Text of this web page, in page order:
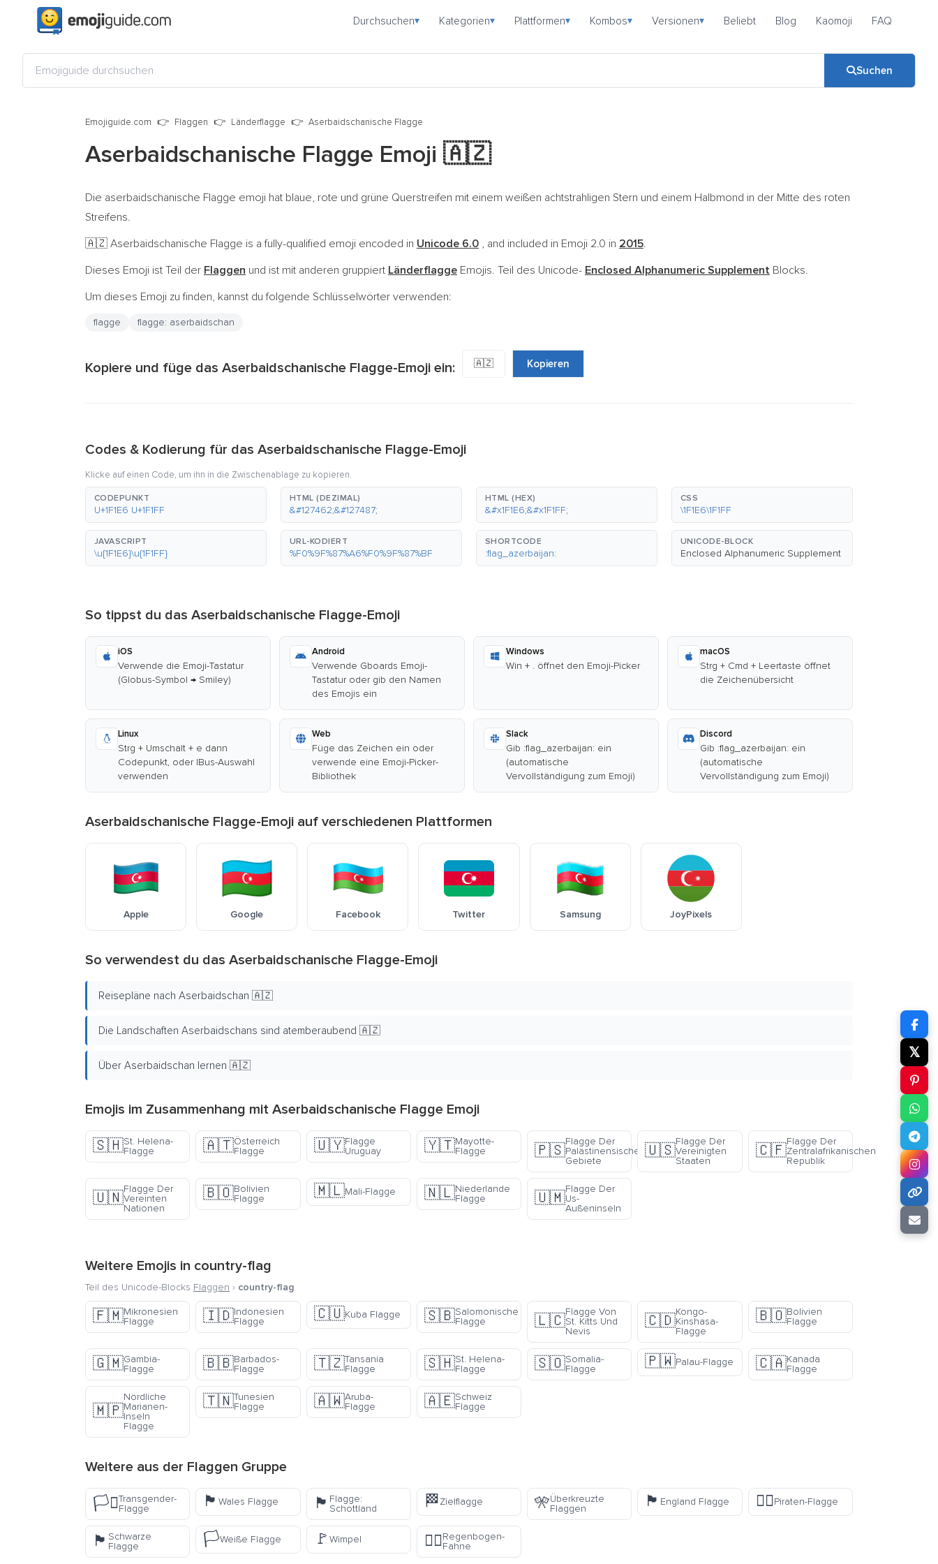
Durchsuchen▾ Kategorien▾ Plattformen▾ Kombos▾ Versionen▾ Beliebt Blog Kaomoji FAQ
Suchen
Emojiguide.com Flaggen Länderflagge Aserbaidschanische Flagge
Aserbaidschanische Flagge Emoji 🇦🇿
Die aserbaidschanische Flagge emoji hat blaue, rote und grüne Querstreifen mit einem weißen achtstrahligen Stern und einem Halbmond in der Mitte des roten
Streifens.
🇦🇿 Aserbaidschanische Flagge is a fully-qualified emoji encoded in Unicode 6.0 , and included in Emoji 2.0 in 2015.
Dieses Emoji ist Teil der Flaggen und ist mit anderen gruppiert Länderflagge Emojis. Teil des Unicode- Enclosed Alphanumeric Supplement Blocks.
Um dieses Emoji zu finden, kannst du folgende Schlüsselwörter verwenden:
flagge flagge: aserbaidschan
Kopiere und füge das Aserbaidschanische Flagge-Emoji ein: 🇦🇿 Kopieren
Codes & Kodierung für das Aserbaidschanische Flagge-Emoji
Klicke auf einen Code, um ihn in die Zwischenablage zu kopieren.
CODEPUNKT
U+1F1E6 U+1F1FF
HTML (DEZIMAL)
&#127462;&#127487;
HTML (HEX)
&#x1F1E6;&#x1F1FF;
CSS
\1F1E6\1F1FF
JAVASCRIPT
\u{1F1E6}\u{1F1FF}
URL-KODIERT
%F0%9F%87%A6%F0%9F%87%BF
SHORTCODE
:flag_azerbaijan:
UNICODE-BLOCK
Enclosed Alphanumeric Supplement
So tippst du das Aserbaidschanische Flagge-Emoji
iOS
Verwende die Emoji-Tastatur
(Globus-Symbol → Smiley)
Android
Verwende Gboards Emoji-
Tastatur oder gib den Namen
des Emojis ein
Windows
Win + . öffnet den Emoji-Picker
macOS
Strg + Cmd + Leertaste öffnet
die Zeichenübersicht
Linux
Strg + Umschalt + e dann
Codepunkt, oder IBus-Auswahl
verwenden
Web
Füge das Zeichen ein oder
verwende eine Emoji-Picker-
Bibliothek
Slack
Gib :flag_azerbaijan: ein
(automatische
Vervollständigung zum Emoji)
Discord
Gib :flag_azerbaijan: ein
(automatische
Vervollständigung zum Emoji)
Aserbaidschanische Flagge-Emoji auf verschiedenen Plattformen
Apple Google Facebook Twitter Samsung JoyPixels
So verwendest du das Aserbaidschanische Flagge-Emoji
Reisepläne nach Aserbaidschan 🇦🇿
Die Landschaften Aserbaidschans sind atemberaubend 🇦🇿
Über Aserbaidschan lernen 🇦🇿
Emojis im Zusammenhang mit Aserbaidschanische Flagge Emoji
🇸🇭St. Helena-
Flagge
🇦🇹Österreich
Flagge
🇺🇾Flagge
Uruguay
🇾🇹Mayotte-
Flagge
🇵🇸
Flagge Der
Palästinensischen
Gebiete
🇺🇸
Flagge Der
Vereinigten
Staaten
🇨🇫
Flagge Der
Zentralafrikanischen
Republik
🇺🇳
Flagge Der
Vereinten
Nationen
🇧🇴Bolivien
Flagge
🇲🇱Mali-Flagge 🇳🇱Niederlande
Flagge
🇺🇲
Flagge Der
Us-
Außeninseln
Weitere Emojis in country-flag
Teil des Unicode-Blocks Flaggen › country-flag
🇫🇲Mikronesien
Flagge
🇮🇩Indonesien
Flagge
🇨🇺Kuba Flagge 🇸🇧Salomonische
Flagge
🇱🇨
Flagge Von
St. Kitts Und
Nevis
🇨🇩
Kongo-
Kinshasa-
Flagge
🇧🇴Bolivien
Flagge
🇬🇲Gambia-
Flagge
🇧🇧Barbados-
Flagge
🇹🇿Tansania
Flagge
🇸🇭St. Helena-
Flagge
🇸🇴Somalia-
Flagge
🇵🇼Palau-Flagge 🇨🇦Kanada
Flagge
🇲🇵
Nördliche
Marianen-
Inseln
Flagge
🇹🇳Tunesien
Flagge
🇦🇼Aruba-
Flagge
🇦🇪Schweiz
Flagge
Weitere aus der Flaggen Gruppe
🏳️‍⚧️Transgender-
Flagge
🏴󠁧󠁢󠁷󠁬󠁳󠁿Wales Flagge 🏴󠁧󠁢󠁳󠁣󠁴󠁿 Flagge:
Schottland
🏁Zielflagge 🎌Überkreuzte
Flaggen
🏴󠁧󠁢󠁥󠁮󠁧󠁿 England Flagge 🏴‍☠️Piraten-Flagge
🏴 Schwarze
Flagge
🏳️Weiße Flagge 🚩 Wimpel 🏳️‍🌈Regenbogen-
Fahne
𝕏